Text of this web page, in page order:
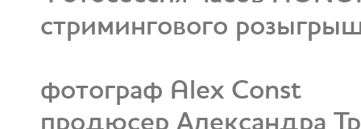
стримингового
фотограф Alex Const
продюсер Александра